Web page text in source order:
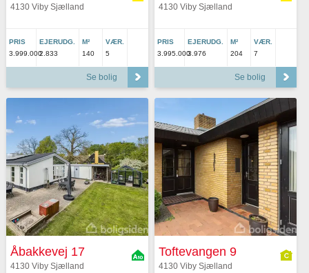
4130 Viby Sjælland
PRIS
3.999.000
EJERUDG.
2.833
M²
140
VÆR.
5
Se bolig
4130 Viby Sjælland
PRIS
3.995.000
EJERUDG.
3.976
M²
204
VÆR.
7
Se bolig
Åbakkevej 17
4130 Viby Sjælland
Toftevangen 9
4130 Viby Sjælland